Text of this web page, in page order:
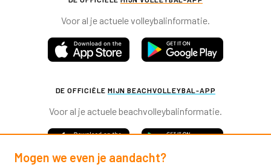
Voor al je actuele volleybalinformatie.
DE OFFICIËLE MIJN BEACHVOLLEYBAL-APP
Voor al je actuele beachvolleybalinformatie.
Mogen we even je aandacht?